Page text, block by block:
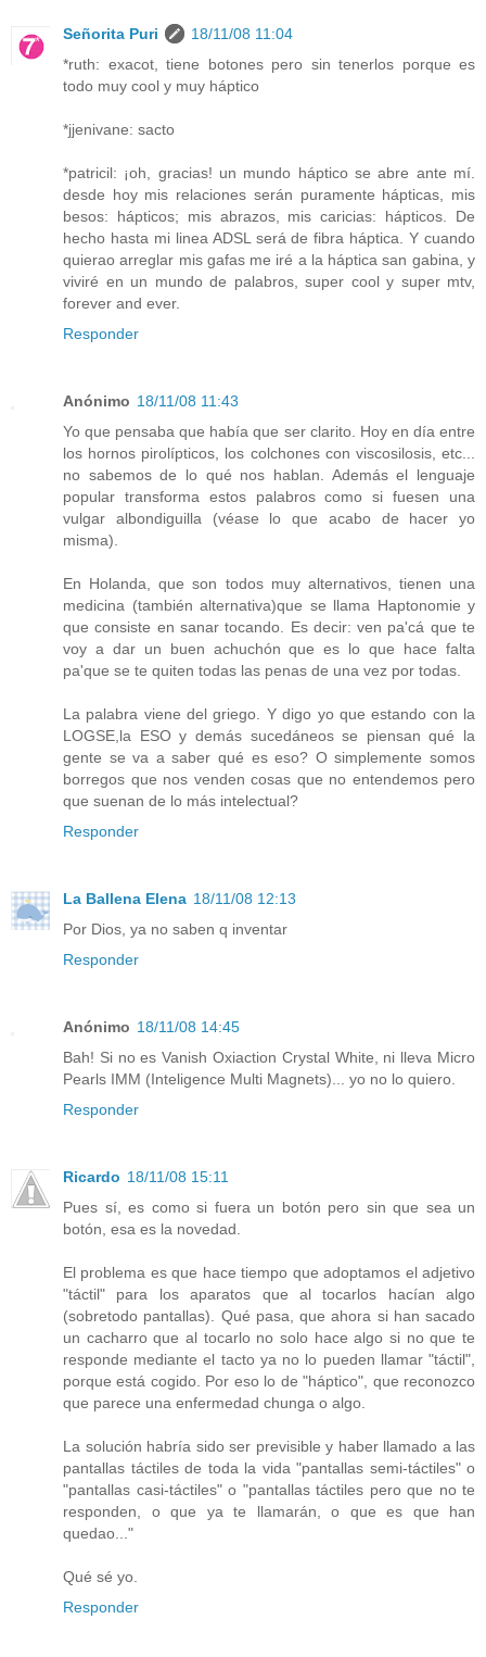
Señorita Puri
18/11/08 11:04
*ruth: exacot, tiene botones pero sin tenerlos porque es
todo muy cool y muy háptico
*jjenivane: sacto
*patricil: ¡oh, gracias! un mundo háptico se abre ante mí.
desde hoy mis relaciones serán puramente hápticas, mis
besos: hápticos; mis abrazos, mis caricias: hápticos. De
hecho hasta mi linea ADSL será de fibra háptica. Y cuando
quierao arreglar mis gafas me iré a la háptica san gabina, y
viviré en un mundo de palabros, super cool y super mtv,
forever and ever.
Responder
Anónimo 18/11/08 11:43
Yo que pensaba que había que ser clarito. Hoy en día entre
los hornos pirolípticos, los colchones con viscosilosis, etc...
no sabemos de lo qué nos hablan. Además el lenguaje
popular transforma estos palabros como si fuesen una
vulgar albondiguilla (véase lo que acabo de hacer yo
misma).
En Holanda, que son todos muy alternativos, tienen una
medicina (también alternativa)que se llama Haptonomie y
que consiste en sanar tocando. Es decir: ven pa'cá que te
voy a dar un buen achuchón que es lo que hace falta
pa'que se te quiten todas las penas de una vez por todas.
La palabra viene del griego. Y digo yo que estando con la
LOGSE,la ESO y demás sucedáneos se piensan qué la
gente se va a saber qué es eso? O simplemente somos
borregos que nos venden cosas que no entendemos pero
que suenan de lo más intelectual?
Responder
La Ballena Elena 18/11/08 12:13
Por Dios, ya no saben q inventar
Responder
Anónimo 18/11/08 14:45
Bah! Si no es Vanish Oxiaction Crystal White, ni lleva Micro
Pearls IMM (Inteligence Multi Magnets)... yo no lo quiero.
Responder
Ricardo 18/11/08 15:11
Pues sí, es como si fuera un botón pero sin que sea un
botón, esa es la novedad.
El problema es que hace tiempo que adoptamos el adjetivo
"táctil" para los aparatos que al tocarlos hacían algo
(sobretodo pantallas). Qué pasa, que ahora si han sacado
un cacharro que al tocarlo no solo hace algo si no que te
responde mediante el tacto ya no lo pueden llamar "táctil",
porque está cogido. Por eso lo de "háptico", que reconozco
que parece una enfermedad chunga o algo.
La solución habría sido ser previsible y haber llamado a las
pantallas táctiles de toda la vida "pantallas semi-táctiles" o
"pantallas casi-táctiles" o "pantallas táctiles pero que no te
responden, o que ya te llamarán, o que es que han
quedao..."
Qué sé yo.
Responder